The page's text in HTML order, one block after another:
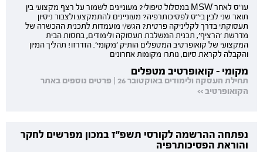
עו"ס לאחר MSW במסלול טיפולי? מעוניינים לשמור על רצף מקצועי בין
תואר שני לבין בי"ס לפסיכותרפיה? מעוניינים להתמקצע ולצבור ניסיון
תעסוקתי בדרך לקליניקה פרטית? הגש/י מועמדות לתכנית ההכשרה של
מדרשת 'הרציף', תכנית המשלבת תעסוקה ולימודים, בחסות הבית
המקצועי של קואופרטיב המטפלים הותיק 'מקומי'. הזדרזו! תהליך המיון
והקבלה לקראת סיום, נותרו מקומות אחרונים
מקומי - קואופרטיב מטפלים
תחילת העסקה ולימודים באוקטובר 26 | פרטים נוספים באתר
הקואופרטיב >>
נפתחה ההרשמה לקורסי תשפ"ז במכון מפרשים לחקר
והוראת הפסיכותרפיה